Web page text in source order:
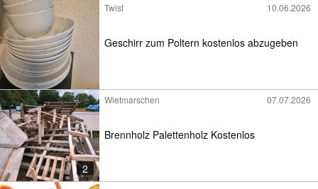
Twist 10.06.2026
Geschirr zum Poltern kostenlos abzugeben
2
Wietmarschen 07.07.2026
Brennholz Palettenholz Kostenlos